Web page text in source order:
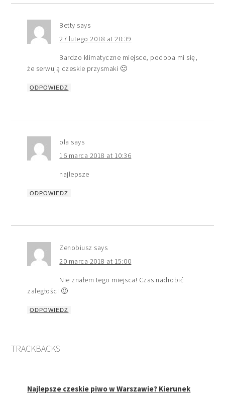
Betty says
27 lutego 2018 at 20:39
Bardzo klimatyczne miejsce, podoba mi się,
że serwują czeskie przysmaki 🙂
ODPOWIEDZ
ola says
16 marca 2018 at 10:36
najlepsze
ODPOWIEDZ
Zenobiusz says
20 marca 2018 at 15:00
Nie znałem tego miejsca! Czas nadrobić
zaległości 🙂
ODPOWIEDZ
TRACKBACKS
Najlepsze czeskie piwo w Warszawie? Kierunek